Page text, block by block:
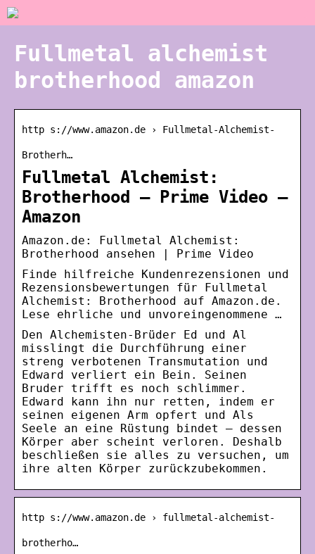
Fullmetal alchemist
brotherhood amazon
http s://www.amazon.de › Fullmetal-Alchemist-
Brotherh…
Fullmetal Alchemist:
Brotherhood – Prime Video –
Amazon
Amazon.de: Fullmetal Alchemist:
Brotherhood ansehen | Prime Video
Finde hilfreiche Kundenrezensionen und
Rezensionsbewertungen für Fullmetal
Alchemist: Brotherhood auf Amazon.de.
Lese ehrliche und unvoreingenommene …
Den Alchemisten-Brüder Ed und Al
misslingt die Durchführung einer
streng verbotenen Transmutation und
Edward verliert ein Bein. Seinen
Bruder trifft es noch schlimmer.
Edward kann ihn nur retten, indem er
seinen eigenen Arm opfert und Als
Seele an eine Rüstung bindet ‒ dessen
Körper aber scheint verloren. Deshalb
beschließen sie alles zu versuchen, um
ihre alten Körper zurückzubekommen.
http s://www.amazon.de › fullmetal-alchemist-
brotherho…